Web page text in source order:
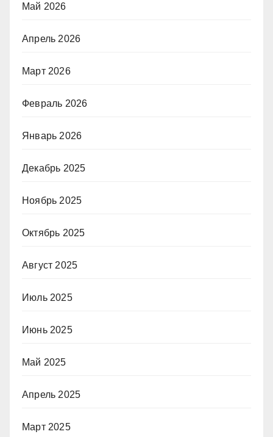
Май 2026
Апрель 2026
Март 2026
Февраль 2026
Январь 2026
Декабрь 2025
Ноябрь 2025
Октябрь 2025
Август 2025
Июль 2025
Июнь 2025
Май 2025
Апрель 2025
Март 2025